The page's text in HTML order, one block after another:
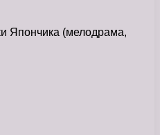
Япончика (мелодрама,